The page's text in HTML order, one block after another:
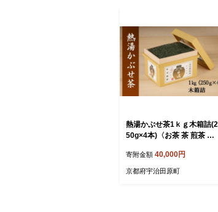
熱湯かぶせ茶1ｋｇ木箱詰(2
50g×4本)〈お茶 茶 煎茶 緑
湯 かぶせ茶 宇治 飲料 加工
食品 木箱〉
寄附金額 40,000円
京都府宇治田原町